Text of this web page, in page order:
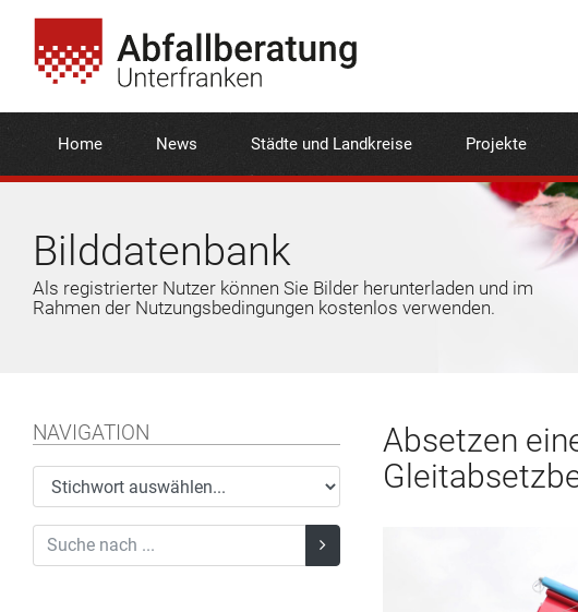
Home News Städte und Landkreise Projekte
Bilddatenbank
Als registrierter Nutzer können Sie Bilder herunterladen und im
Rahmen der Nutzungsbedingungen kostenlos verwenden.
NAVIGATION
Absetzen